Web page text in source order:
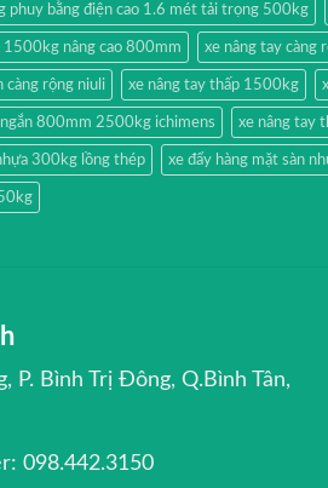
phuy bằng điện cao 1.6 mét tải trọng 500kg
1500kg nâng cao 800mm xe nâng tay càng
càng rộng niuli xe nâng tay thấp 1500kg
800mm 2500kg ichimens xe nâng tay
300kg lồng thép xe đẩy hàng mặt sàn
P. Bình Trị Đông, Q.Bình Tân,
098.442.3150